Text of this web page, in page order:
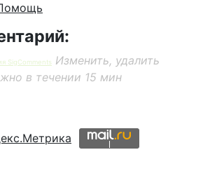
SigComments
Изменить, удалить
в течении 15 мин